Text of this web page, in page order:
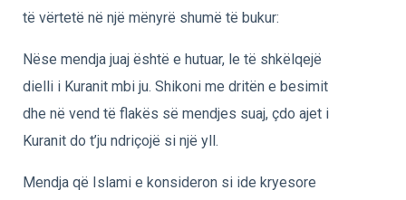
të vërtetë në një mënyrë shumë të bukur:
Nëse mendja juaj është e hutuar, le të shkëlqejë
dielli i Kuranit mbi ju. Shikoni me dritën e besimit
dhe në vend të flakës së mendjes suaj, çdo ajet i
Kuranit do t’ju ndriçojë si një yll.
Mendja që Islami e konsideron si ide kryesore